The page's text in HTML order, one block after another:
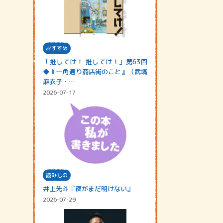
おすすめ
「推してけ！ 推してけ！」第63回
◆『一角通り商店街のこと』（武塙
麻衣子・…
2026-07-17
読みもの
井上先斗『夜がまだ明けない』
2026-07-29